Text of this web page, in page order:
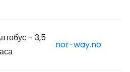
- 3,5
nor-way.no